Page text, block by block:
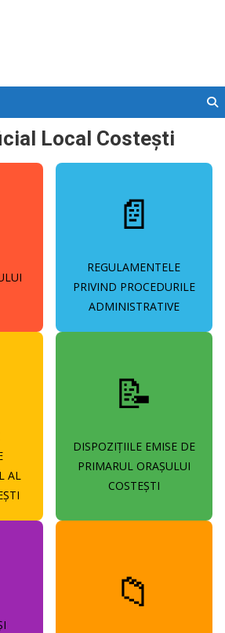
Local Costești
📄
REGULAMENTELE
PRIVIND PROCEDURILE
ADMINISTRATIVE
AL
📝
DISPOZIȚIILE EMISE DE
PRIMARUL ORAȘULUI
COSTEȘTI
📁